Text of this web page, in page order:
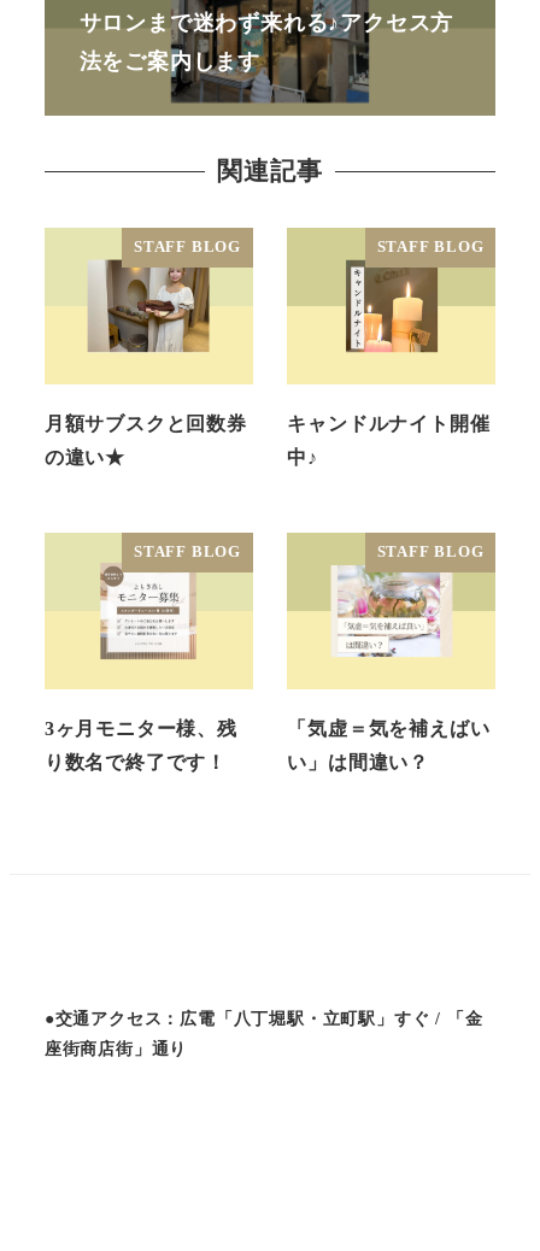
サロンまで迷わず来れる♪アクセス方
法をご案内します
関連記事
STAFF BLOG
月額サブスクと回数券
の違い★
STAFF BLOG
キャンドルナイト開催
中♪
STAFF BLOG
3ヶ月モニター様、残
り数名で終了です！
STAFF BLOG
「気虚＝気を補えばい
い」は間違い？
●交通アクセス：広電「八丁堀駅・立町駅」すぐ / 「金
座街商店街」通り